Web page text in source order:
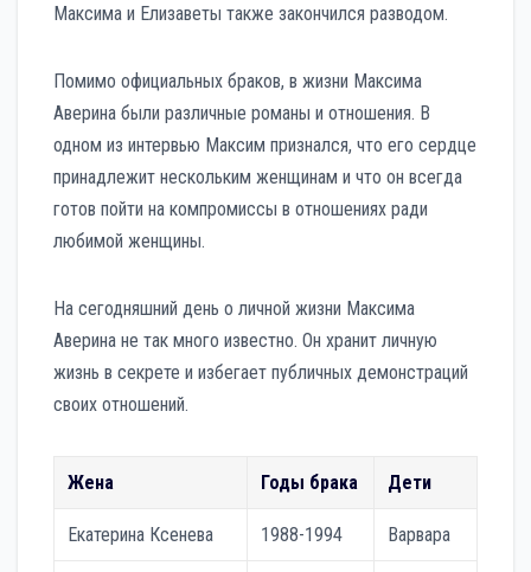
Максима и Елизаветы также закончился разводом.
Помимо официальных браков, в жизни Максима
Аверина были различные романы и отношения. В
одном из интервью Максим признался, что его сердце
принадлежит нескольким женщинам и что он всегда
готов пойти на компромиссы в отношениях ради
любимой женщины.
На сегодняшний день о личной жизни Максима
Аверина не так много известно. Он хранит личную
жизнь в секрете и избегает публичных демонстраций
своих отношений.
Жена Годы брака Дети
Екатерина Ксенева 1988-1994 Варвара